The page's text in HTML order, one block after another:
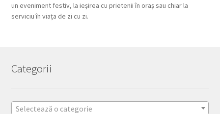
un eveniment festiv, la ieşirea cu prietenii în oraş sau chiar la
serviciu în viaţa de zi cu zi.
Categorii
Selectează o categorie